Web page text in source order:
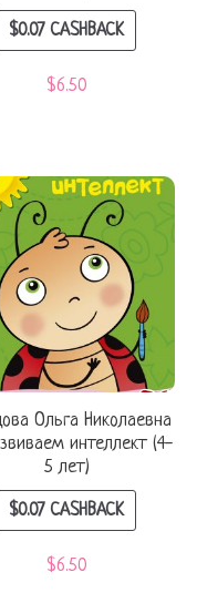
$0.07CASHBACK
$6.50
Ольга Николаевна
интеллект (4-
5 лет)
$0.07CASHBACK
$6.50